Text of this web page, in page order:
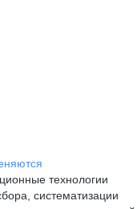
технологии
систематизации